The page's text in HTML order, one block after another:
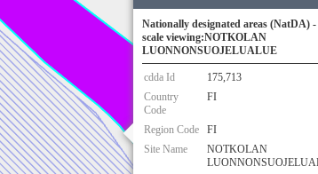
Nationally designated areas (NatDA)
scale viewing:NOTKOLAN
LUONNONSUOJELUALUE
cdda Id
175,713
Country
Code
FI
Region Code
FI
Site Name
NOTKOLAN